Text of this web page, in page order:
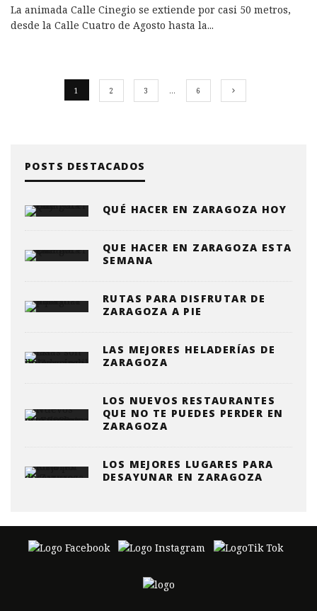
La animada Calle Cinegio se extiende por casi 50 metros,
desde la Calle Cuatro de Agosto hasta la...
1 2 3 … 6
POSTS DESTACADOS
QUÉ HACER EN ZARAGOZA HOY
QUE HACER EN ZARAGOZA ESTA
SEMANA
RUTAS PARA DISFRUTAR DE
ZARAGOZA A PIE
LAS MEJORES HELADERÍAS DE
ZARAGOZA
LOS NUEVOS RESTAURANTES
QUE NO TE PUEDES PERDER EN
ZARAGOZA
LOS MEJORES LUGARES PARA
DESAYUNAR EN ZARAGOZA